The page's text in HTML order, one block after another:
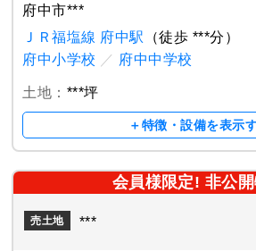
府中市***
ＪＲ福塩線 府中駅
（徒歩 ***分）
府中小学校 ／ 府中中学校
土地： ***坪
＋特徴・設備を表示
会員様限定! 非公
売土地 ***